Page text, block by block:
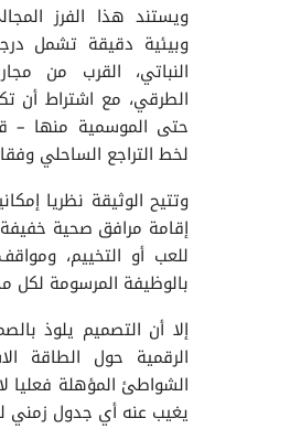
ويستند هذا الفرز
وبيئية دقيقة تشمل
النباتي، القرب من
الطرقي، مع اشتراط أن
حتى الموسمية منها –
لخط التراجع الساحلي وفقا
​وتتيح الوثيقة نظريا
إقامة مرافق صحية
للعب أو التخييم،
بالوظيفة المرسومة لكل
إلا أن التصميم يلوذ
الرقمية حول الطاقة
الشواطئ المؤهلة فعليا
يغيب عنه أي جدول زمني